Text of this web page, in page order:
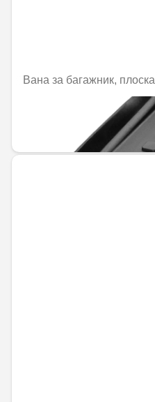
Вана за багажник, плоска
144,00 € / 281,64 лв.